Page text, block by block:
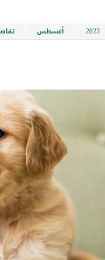
2023 أغسطس